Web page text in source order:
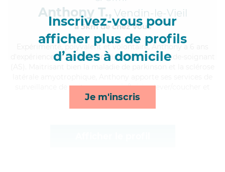
Inscrivez-vous pour
afficher plus de profils
d’aides à domicile
Je m'inscris
Anthony T., Vendin-le-Vieil
à 5km de chez Vous
, polyvalent et volontaire, Anthony a 6 ans
d'expérience et possède un diplôme d'Etat d'aide-soignant
surveillance de nuit, compagnie/loisirs, lever/coucher et
transports*